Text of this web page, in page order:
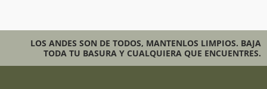
LOS ANDES SON DE TODOS, MANTENLOS LIMPIOS. BAJA
TODA TU BASURA Y CUALQUIERA QUE ENCUENTRES.